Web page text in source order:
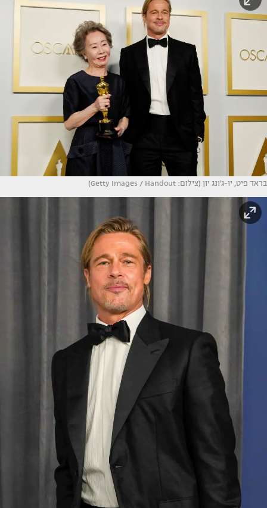
בראד פיט, יו-ג'ונג יון (צילום: Getty Images / Handout)